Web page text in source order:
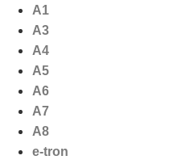
naar
inhoud
A1
A3
A4
A5
A6
A7
A8
e-tron